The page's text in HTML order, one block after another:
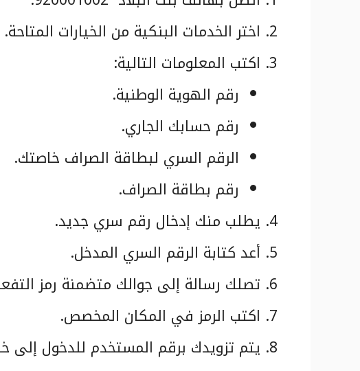
اختر الخدمات البنكية من الخيارات المتاحة.
اكتب المعلومات التالية:
رقم الهوية الوطنية.
رقم حسابك الجاري.
الرقم السري لبطاقة الصراف خاصتك.
رقم بطاقة الصراف.
يطلب منك إدخال رقم سري جديد.
أعد كتابة الرقم السري المدخل.
تصلك رسالة إلى جوالك متضمنة رمز
اكتب الرمز في المكان المخصص.
يتم تزويدك برقم المستخدم للدخول إلى